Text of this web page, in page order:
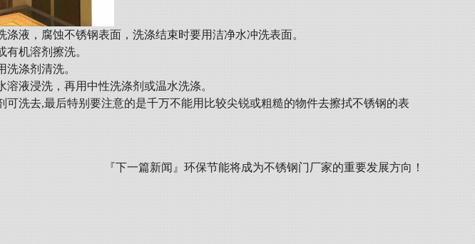
液，腐蚀不锈钢表面，洗涤结束时要用洁净水冲洗表面。
机溶剂擦洗。
涤剂清洗。
液浸洗，再用中性洗涤剂或温水洗涤。
洗去,最后特别要注意的是千万不能用比较尖锐或粗糙的物件去擦拭不锈钢的表
『下一篇新闻』 环保节能将成为不锈钢门厂家的重要发展方向！